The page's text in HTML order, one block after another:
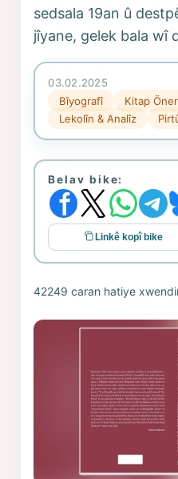
sedsala 19an û
jîyane, gelek bala wî
03.02.2025
Bîyografî
Kitap
Lekolîn & Analîz
Belav bike:
Linkê kopî bike
42249 caran hatiye